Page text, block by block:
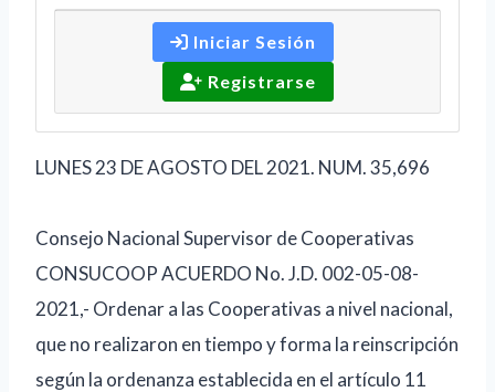
Iniciar Sesión
Registrarse
LUNES 23 DE AGOSTO DEL 2021. NUM. 35,696
Consejo Nacional Supervisor de Cooperativas
CONSUCOOP ACUERDO No. J.D. 002-05-08-
2021,- Ordenar a las Cooperativas a nivel nacional,
que no realizaron en tiempo y forma la reinscripción
según la ordenanza establecida en el artículo 11